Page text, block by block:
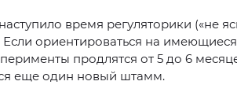
время регуляторики («не
Если ориентироваться на
продлятся от 5 до 6
еще один новый штамм.